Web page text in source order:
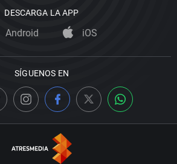
DESCARGA LA APP
Android iOS
SÍGUENOS EN